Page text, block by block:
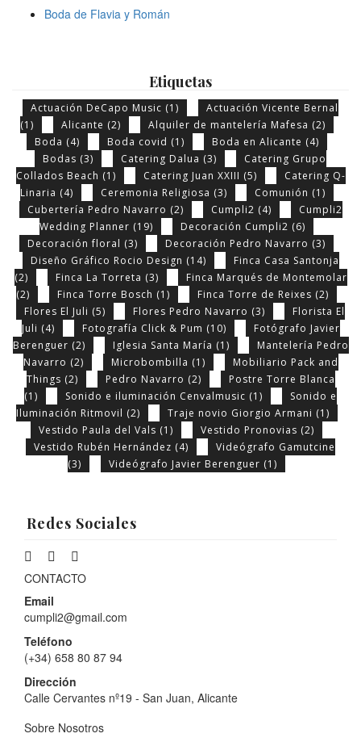
Boda de Flavia y Román
Etiquetas
Actuación DeCapo Music (1)
Actuación Vicente Bernal
(1)
Alicante (2) Alquiler de mantelería Mafesa (2)
Boda (4) Boda covid (1) Boda en Alicante (4)
Bodas (3) Catering Dalua (3)
Catering Grupo
Collados Beach (1) Catering Juan XXIII (5)
Catering Q-
Linaria (4) Ceremonia Religiosa (3) Comunión (1)
Cubertería Pedro Navarro (2) Cumpli2 (4)
Cumpli2
Wedding Planner (19) Decoración Cumpli2 (6)
Decoración floral (3) Decoración Pedro Navarro (3)
Diseño Gráfico Rocio Design (14)
Finca Casa Santonja
(2)
Finca La Torreta (3)
Finca Marqués de Montemolar
(2)
Finca Torre Bosch (1) Finca Torre de Reixes (2)
Flores El Juli (5) Flores Pedro Navarro (3)
Florista El
Juli (4) Fotografía Click & Pum (10)
Fotógrafo Javier
Berenguer (2) Iglesia Santa María (1)
Mantelería Pedro
Navarro (2) Microbombilla (1)
Mobiliario Pack and
Things (2) Pedro Navarro (2)
Postre Torre Blanca
(1)
Sonido e iluminación Cenvalmusic (1)
Sonido e
Iluminación Ritmovil (2) Traje novio Giorgio Armani (1)
Vestido Paula del Vals (1) Vestido Pronovias (2)
Vestido Rubén Hernández (4)
Videógrafo Gamutcine
(3)
Videógrafo Javier Berenguer (1)
Redes Sociales
CONTACTO
Email
cumpli2@gmail.com
Teléfono
(+34) 658 80 87 94
Dirección
Calle Cervantes nº19 - San Juan, Alicante
Sobre Nosotros